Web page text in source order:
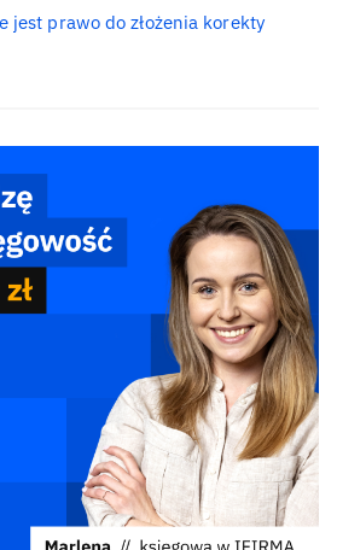
jest prawo do złożenia korekty